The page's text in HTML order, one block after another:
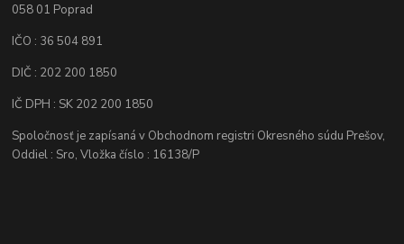
058 01 Poprad
IČO : 36 504 891
DIČ : 202 200 1850
IČ DPH : SK 202 200 1850
Spoločnosť je zapísaná v Obchodnom registri Okresného súdu Prešov,
Oddiel : Sro, Vložka číslo : 16138/P